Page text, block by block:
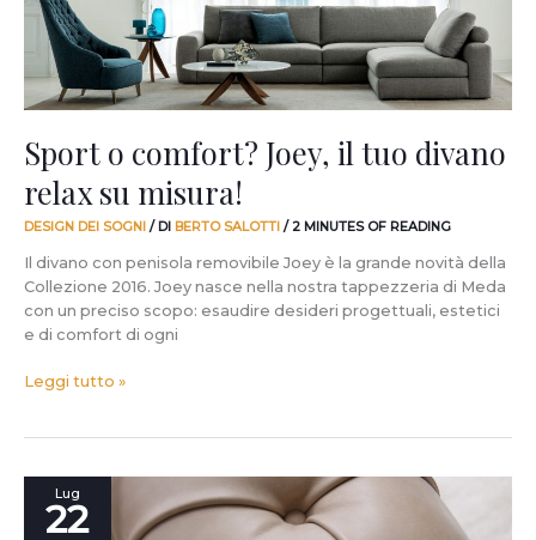
Sport o comfort? Joey, il tuo divano
relax su misura!
DESIGN DEI SOGNI / DI BERTO SALOTTI /2 MINUTES OF READING
Il divano con penisola removibile Joey è la grande novità della
Collezione 2016. Joey nasce nella nostra tappezzeria di Meda
con un preciso scopo: esaudire desideri progettuali, estetici
e di comfort di ogni
relax
misura!
Leggi tutto »
Lug
22
Pelle.
Pieno
Fiore.